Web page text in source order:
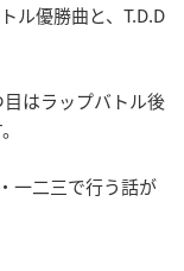
ル優勝曲と、T.D.D
はラップバトル後
一二三で行う話が